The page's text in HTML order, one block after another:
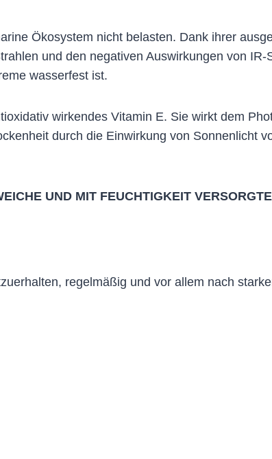
Ökosystem nicht belasten. Dank ihrer
und den negativen Auswirkungen von IR-
wasserfest ist.
wirkendes Vitamin E. Sie wirkt dem
durch die Einwirkung von Sonnenlicht
UND MIT FEUCHTIGKEIT VERSORGTE
regelmäßig und vor allem nach